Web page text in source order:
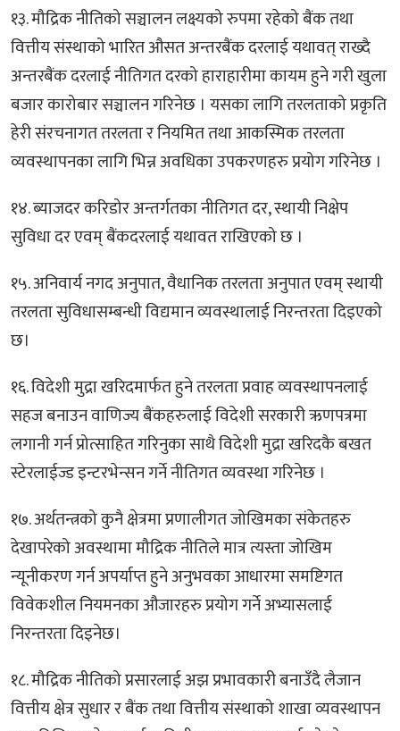
१३. मौद्रिक नीतिको सञ्चालन लक्ष्यको रुपमा रहेको बैंक तथा
वित्तीय संस्थाको भारित औसत अन्तरबैंक दरलाई यथावत् राख्दै
अन्तरबैंक दरलाई नीतिगत दरको हाराहारीमा कायम हुने गरी खुला
बजार कारोबार सञ्चालन गरिनेछ । यसका लागि तरलताको प्रकृति
हेरी संरचनागत तरलता र नियमित तथा आकस्मिक तरलता
व्यवस्थापनका लागि भिन्न अवधिका उपकरणहरु प्रयोग गरिनेछ ।
१४. ब्याजदर करिडोर अन्तर्गतका नीतिगत दर, स्थायी निक्षेप
सुविधा दर एवम् बैंकदरलाई यथावत राखिएको छ ।
१५. अनिवार्य नगद अनुपात, वैधानिक तरलता अनुपात एवम् स्थायी
तरलता सुविधासम्बन्धी विद्यमान व्यवस्थालाई निरन्तरता दिइएको
छ।
१६. विदेशी मुद्रा खरिदमार्फत हुने तरलता प्रवाह व्यवस्थापनलाई
सहज बनाउन वाणिज्य बैंकहरुलाई विदेशी सरकारी ऋणपत्रमा
लगानी गर्न प्रोत्साहित गरिनुका साथै विदेशी मुद्रा खरिदकै बखत
स्टेरलाईज्ड इन्टरभेन्सन गर्ने नीतिगत व्यवस्था गरिनेछ ।
१७. अर्थतन्त्रको कुनै क्षेत्रमा प्रणालीगत जोखिमका संकेतहरु
देखापरेको अवस्थामा मौद्रिक नीतिले मात्र त्यस्ता जोखिम
न्यूनीकरण गर्न अपर्याप्त हुने अनुभवका आधारमा समष्टिगत
विवेकशील नियमनका औजारहरु प्रयोग गर्ने अभ्यासलाई
निरन्तरता दिइनेछ।
१८. मौद्रिक नीतिको प्रसारलाई अझ प्रभावकारी बनाउँदै लैजान
वित्तीय क्षेत्र सुधार र बैंक तथा वित्तीय संस्थाको शाखा व्यवस्थापन